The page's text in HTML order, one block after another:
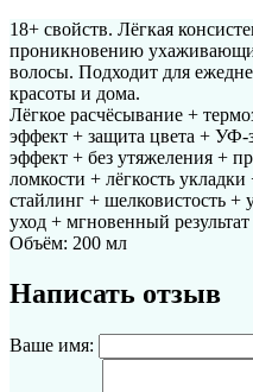
18+ свойств. Лёгкая
проникновению
волосы. Подходит для
красоты и дома.
Лёгкое расчёсывание +
эффект + защита цвета +
эффект + без утяжеления +
ломкости + лёгкость
стайлинг + шелковистость +
уход + мгновенный результат
Объём: 200 мл
Написать отзыв
Ваше имя: